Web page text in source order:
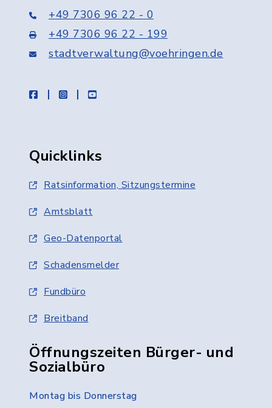
+49 7306 96 22 - 0
+49 7306 96 22 - 199
stadtverwaltung@voehringen.de
facebookinstagramyoutube
Quicklinks
Ratsinformation, Sitzungstermine
Amtsblatt
Geo-Datenportal
Schadensmelder
Fundbüro
Breitband
Öffnungszeiten Bürger- und
Sozialbüro
Montag bis Donnerstag